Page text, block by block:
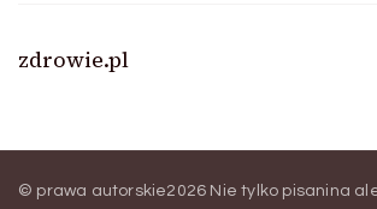
zdrowie.pl
© prawa autorskie2026 Nie tylko pisanina